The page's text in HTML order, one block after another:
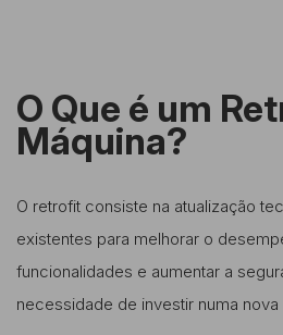
O Que é um
Máquina?
O retrofit consiste na atualização
existentes para melhorar o
funcionalidades e aumentar a
necessidade de investir numa nova